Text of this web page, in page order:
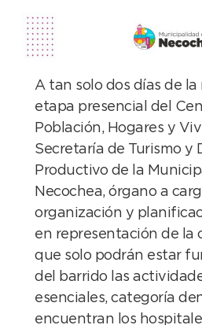
A tan solo dos días de la
etapa presencial del
Población, Hogares y
Secretaría de Turismo y
Productivo de la
Necochea, órgano a
organización y
en representación de la
que solo podrán estar
del barrido las
esenciales, categoría
encuentran los